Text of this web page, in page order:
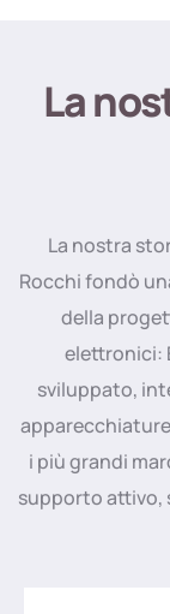
La
La nostra
Rocchi fondò
della
elettronici:
sviluppato,
i più grandi
supporto attivo,